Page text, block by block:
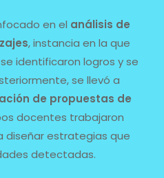
en el análisis de
, instancia en la que
identificaron logros y se
se llevó a
de propuestas de
docentes trabajaron
estrategias que
detectadas.